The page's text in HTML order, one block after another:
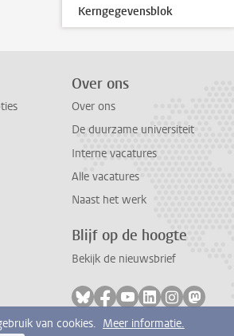
Kerngegevensblok
Over ons
Over ons
De duurzame universiteit
Interne vacatures
Alle vacatures
Naast het werk
Blijf op de hoogte
Bekijk de nieuwsbrief
Volg ons op bluesky
Volg ons op facebook
Volg ons op
Volg ons op
Volg ons
Volg
van cookies. Meer informatie.